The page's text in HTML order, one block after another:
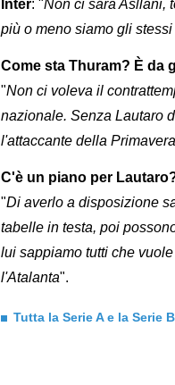
Inter: "Non ci sarà Asllani,
più o meno siamo gli
Come sta Thuram? È da
"Non ci voleva il
nazionale. Senza Lautaro
l'attaccante della
C'è un piano per
"Di averlo a disposizione
tabelle in testa, poi
lui sappiamo tutti che
l'Atalanta".
Tutta la Serie A e la Serie